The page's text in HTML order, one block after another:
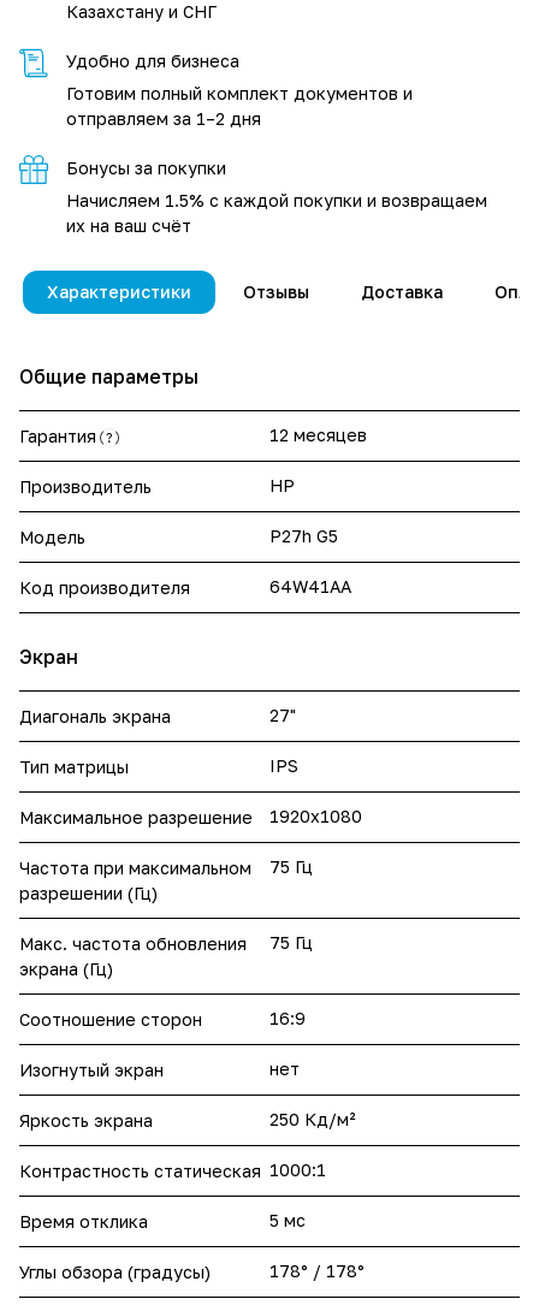
Казахстану и СНГ
Удобно для бизнеса
Готовим полный комплект документов и
отправляем за 1–2 дня
Бонусы за покупки
Начисляем 1.5% с каждой покупки и возвращаем
их на ваш счёт
Характеристики Отзывы Доставка
Общие параметры
Гарантия ? 12 месяцев
Производитель HP
Модель P27h G5
Код производителя 64W41AA
Экран
Диагональ экрана 27"
Тип матрицы IPS
Максимальное разрешение 1920x1080
Частота при максимальном
разрешении (Гц)
75 Гц
Макс. частота обновления
экрана (Гц)
75 Гц
Соотношение сторон 16:9
Изогнутый экран нет
Яркость экрана 250 Кд/м²
Контрастность статическая 1000:1
Время отклика 5 мс
Углы обзора (градусы) 178° / 178°